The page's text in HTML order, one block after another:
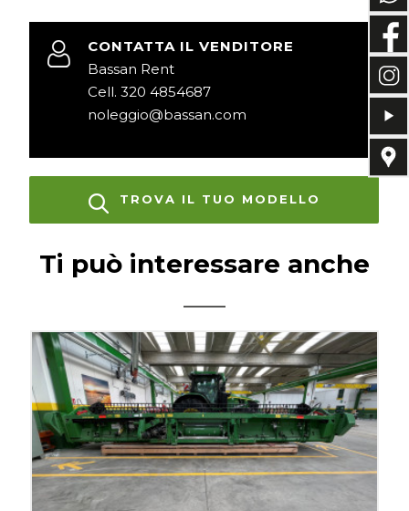
CONTATTA IL VENDITORE
Bassan Rent
Cell. 320 4854687
noleggio@bassan.com
TROVA IL TUO MODELLO
Ti può interessare anche